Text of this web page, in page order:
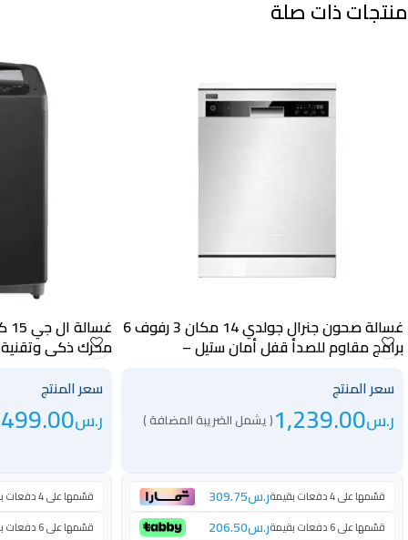
منتجات ذات صلة
غسالة صحون جنرال جولدي 14 مكان 3 رفوف 6
برامج مقاوم للصدأ قفل أمان ستيل –
GGDW1406S
سعر المنتج
ر.س1,239.00( يشمل الضريبة المضافة )
قسّمها على 4 دفعات بقيمة ر.س309.75
قسّمها على 6 دفعات بقيمة ر.س206.50
أسود – WTV15BNDA
سعر المنتج
ر.س
قسّمها على 4 دفعات بقيمة
قسّمها على 6 دفعات بقيمة